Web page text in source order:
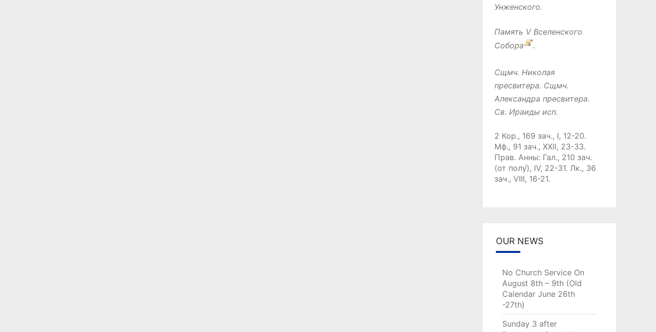
Унженского.
Память V Вселенского
Собора
.
Сщмч.Николая
пресвитера. Сщмч.
Александра пресвитера.
Св.Ираиды исп.
2 Кор., 169 зач., I, 12-20.
Мф., 91 зач., XXII, 23-33.
Прав. Анны: Гал., 210 зач.
(от полу́), IV, 22-31. Лк., 36
зач., VIII, 16-21.
OUR NEWS
No Church Service On
August 8th – 9th (Old
Calendar June 26th
-27th)
Sunday 3 after